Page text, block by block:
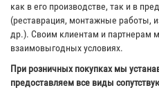
как в его производстве, так и в
(реставрация, монтажные работы,
др.). Своим клиентам и партнерам
взаимовыгодных условиях.
При розничных покупках мы
предоставляем все виды